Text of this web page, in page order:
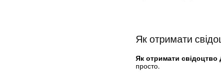
Як отримати
Як отримати
просто.